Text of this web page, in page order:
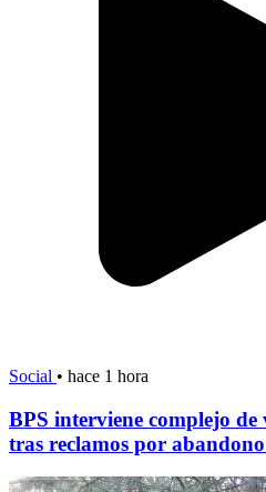
Social • hace 1 hora
BPS interviene complejo
tras reclamos por